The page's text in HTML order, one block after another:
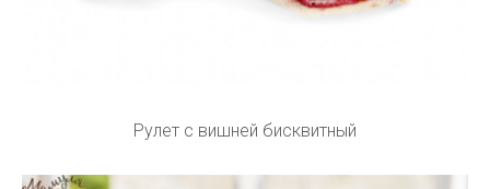
Рулет с вишней бисквитный